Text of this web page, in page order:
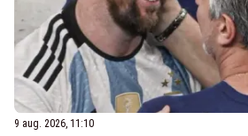
9 aug. 2026, 11:10